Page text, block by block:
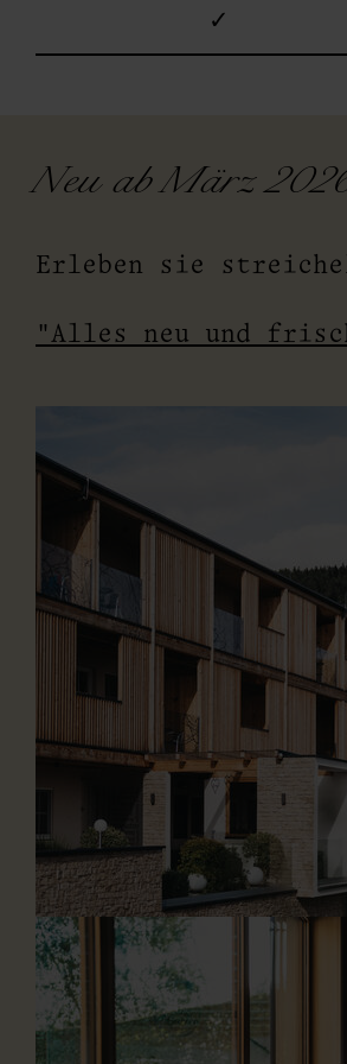
✓
Neu ab März
Erleben sie
"Alles neu und